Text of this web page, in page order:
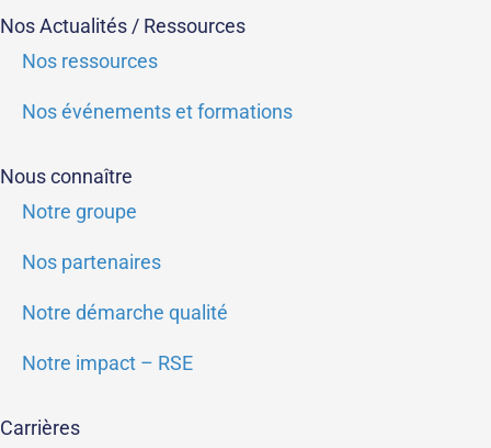
Nos Actualités / Ressources
Nos ressources
Nos événements et formations
Nous connaître
Notre groupe
Nos partenaires
Notre démarche qualité
Notre impact – RSE
Carrières